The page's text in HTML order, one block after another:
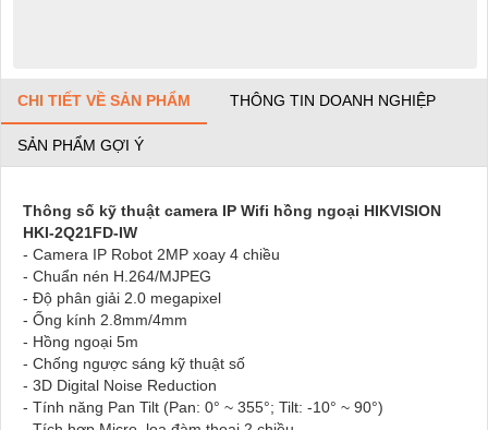
CHI TIẾT VỀ SẢN PHẨM THÔNG TIN DOANH NGHIỆP
SẢN PHẨM GỢI Ý
Thông số kỹ thuật camera IP Wifi hồng ngoại HIKVISION
HKI-2Q21FD-IW
- Camera IP Robot 2MP xoay 4 chiều
​- Chuẩn nén H.264/MJPEG
- Độ phân giải 2.0 megapixel
- Ống kính 2.8mm/4mm
- Hồng ngoại 5m
- Chống ngược sáng kỹ thuật số
- 3D Digital Noise Reduction
- Tính năng Pan Tilt (Pan: 0° ~ 355°; Tilt: -10° ~ 90°)